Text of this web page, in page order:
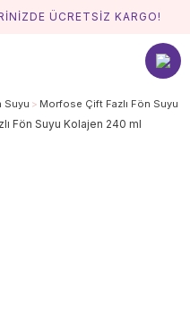
ÜCRETSİZ KARGO!
Suyu Morfose Çift Fazlı Fön Suyu